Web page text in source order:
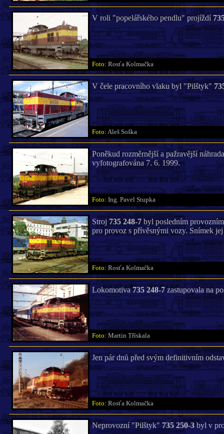
V roli "popelářského pendlu" projíždí
Foto: Rosťa Kolmačka
V čele pracovního vlaku byl "Pilštyk"
Foto: Aleš Soška
Poněkud rozměrnější a pažravější
vyfotografována 7. 6. 1999.
Foto: Ing. Pavel Stupka
Stroj 735 248-7byl posledním
pro provoz s přívěsnými vozy. Snímek
Foto: Rosťa Kolmačka
Lokomotiva735 248-7zastupovala na
Foto: Martin Třískala
Jen pár dnů před svým definitivním
Foto: Rosťa Kolmačka
Neprovozní "Pilštyk"735 250-3byl v